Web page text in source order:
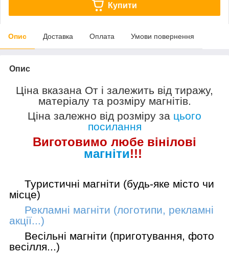
Купити
Опис Доставка Оплата Умови повернення
Опис
Ціна вказана От і залежить від тиражу,
матеріалу та розміру магнітів.
Ціна залежно від розміру за цього
посилання
Виготовимо любе вінілові
магніти!!!
Туристичні магніти (будь-яке місто чи
місце)
Рекламні магніти (логотипи, рекламні
акції...)
Весільні магніти (приготування, фото
весілля...)